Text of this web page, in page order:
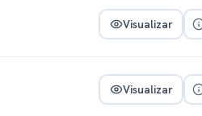
Visualizar
Visualizar